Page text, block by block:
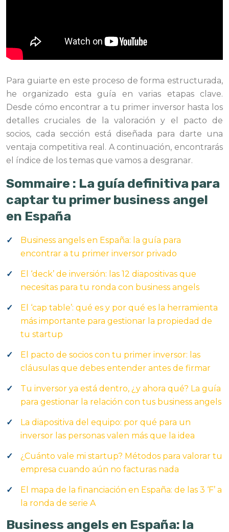
Para guiarte en este proceso de forma estructurada,
he organizado esta guía en varias etapas clave.
Desde cómo encontrar a tu primer inversor hasta los
detalles cruciales de la valoración y el pacto de
socios, cada sección está diseñada para darte una
ventaja competitiva real. A continuación, encontrarás
el índice de los temas que vamos a desgranar.
Sommaire : La guía definitiva para
captar tu primer business angel
en España
Business angels en España: la guía para
encontrar a tu primer inversor privado
El ‘deck’ de inversión: las 12 diapositivas que
necesitas para tu ronda con business angels
El ‘cap table’: qué es y por qué es la herramienta
más importante para gestionar la propiedad de
tu startup
El pacto de socios con tu primer inversor: las
cláusulas que debes entender antes de firmar
Tu inversor ya está dentro, ¿y ahora qué? La guía
para gestionar la relación con tus business angels
La diapositiva del equipo: por qué para un
inversor las personas valen más que la idea
¿Cuánto vale mi startup? Métodos para valorar tu
empresa cuando aún no facturas nada
El mapa de la financiación en España: de las 3 ‘F’ a
la ronda de serie A
Business angels en España: la